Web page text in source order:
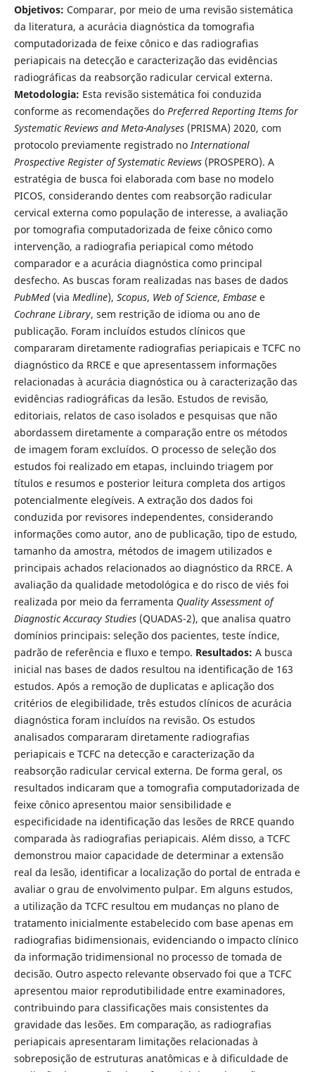
Objetivos: Comparar, por meio de uma revisão sistemática
da literatura, a acurácia diagnóstica da tomografia
computadorizada de feixe cônico e das radiografias
periapicais na detecção e caracterização das evidências
radiográficas da reabsorção radicular cervical externa.
Metodologia: Esta revisão sistemática foi conduzida
conforme as recomendações do Preferred Reporting Items for
Systematic Reviews and Meta-Analyses(PRISMA) 2020, com
protocolo previamente registrado no International
Prospective Register of Systematic Reviews(PROSPERO). A
estratégia de busca foi elaborada com base no modelo
PICOS, considerando dentes com reabsorção radicular
cervical externa como população de interesse, a avaliação
por tomografia computadorizada de feixe cônico como
intervenção, a radiografia periapical como método
comparador e a acurácia diagnóstica como principal
desfecho. As buscas foram realizadas nas bases de dados
PubMed(via Medline), Scopus, Web of Science, Embase e
Cochrane Library, sem restrição de idioma ou ano de
publicação. Foram incluídos estudos clínicos que
compararam diretamente radiografias periapicais e TCFC no
diagnóstico da RRCE e que apresentassem informações
relacionadas à acurácia diagnóstica ou à caracterização das
evidências radiográficas da lesão. Estudos de revisão,
editoriais, relatos de caso isolados e pesquisas que não
abordassem diretamente a comparação entre os métodos
de imagem foram excluídos. O processo de seleção dos
estudos foi realizado em etapas, incluindo triagem por
títulos e resumos e posterior leitura completa dos artigos
potencialmente elegíveis. A extração dos dados foi
conduzida por revisores independentes, considerando
informações como autor, ano de publicação, tipo de estudo,
tamanho da amostra, métodos de imagem utilizados e
principais achados relacionados ao diagnóstico da RRCE. A
avaliação da qualidade metodológica e do risco de viés foi
realizada por meio da ferramenta Quality Assessment of
Diagnostic Accuracy Studies(QUADAS-2), que analisa quatro
domínios principais: seleção dos pacientes, teste índice,
padrão de referência e fluxo e tempo. Resultados: A busca
inicial nas bases de dados resultou na identificação de 163
estudos. Após a remoção de duplicatas e aplicação dos
critérios de elegibilidade, três estudos clínicos de acurácia
diagnóstica foram incluídos na revisão. Os estudos
analisados compararam diretamente radiografias
periapicais e TCFC na detecção e caracterização da
reabsorção radicular cervical externa. De forma geral, os
resultados indicaram que a tomografia computadorizada de
feixe cônico apresentou maior sensibilidade e
especificidade na identificação das lesões de RRCE quando
comparada às radiografias periapicais. Além disso, a TCFC
demonstrou maior capacidade de determinar a extensão
real da lesão, identificar a localização do portal de entrada e
avaliar o grau de envolvimento pulpar. Em alguns estudos,
a utilização da TCFC resultou em mudanças no plano de
tratamento inicialmente estabelecido com base apenas em
radiografias bidimensionais, evidenciando o impacto clínico
da informação tridimensional no processo de tomada de
decisão. Outro aspecto relevante observado foi que a TCFC
apresentou maior reprodutibilidade entre examinadores,
contribuindo para classificações mais consistentes da
gravidade das lesões. Em comparação, as radiografias
periapicais apresentaram limitações relacionadas à
sobreposição de estruturas anatômicas e à dificuldade de